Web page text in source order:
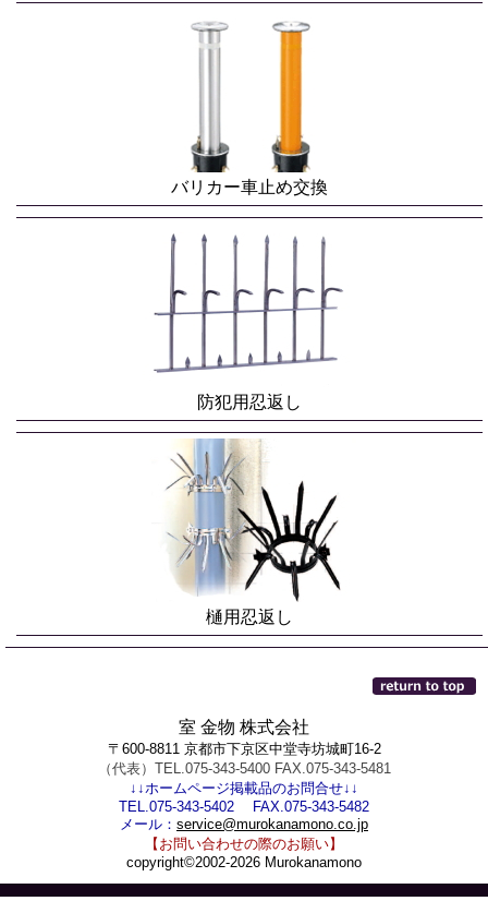
バリカー車止め交換
防犯用忍返し
樋用忍返し
室 金物 株式会社
〒600-8811 京都市下京区中堂寺坊城町16-2
（代表）TEL.075-343-5400 FAX.075-343-5481
↓↓ホームページ掲載品のお問合せ↓↓
TEL.075-343-5402 FAX.075-343-5482
メール： service@murokanamono.co.jp
【お問い合わせの際のお願い】
copyright©2002-2026 Murokanamono